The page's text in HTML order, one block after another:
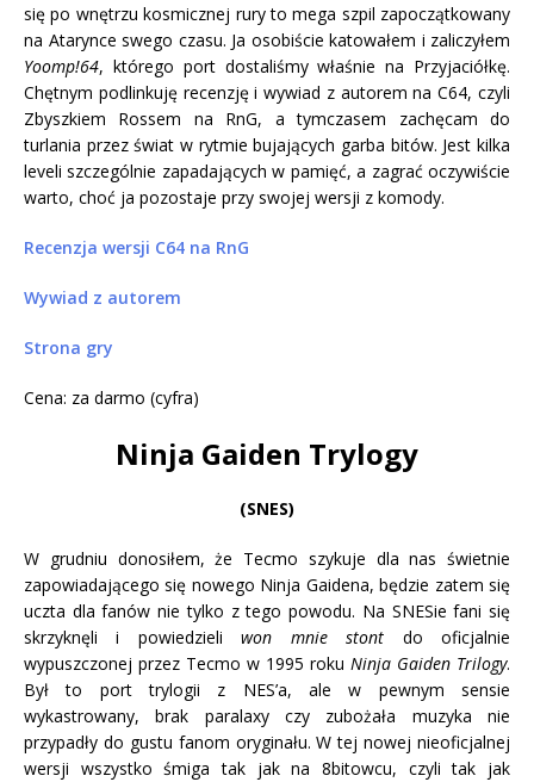
się po wnętrzu kosmicznej rury to mega szpil zapoczątkowany
na Atarynce swego czasu. Ja osobiście katowałem i zaliczyłem
Yoomp!64, którego port dostaliśmy właśnie na Przyjaciółkę.
Chętnym podlinkuję recenzję i wywiad z autorem na C64, czyli
Zbyszkiem Rossem na RnG, a tymczasem zachęcam do
turlania przez świat w rytmie bujających garba bitów. Jest kilka
leveli szczególnie zapadających w pamięć, a zagrać oczywiście
warto, choć ja pozostaje przy swojej wersji z komody.
Recenzja wersji C64 na RnG
Wywiad z autorem
Strona gry
Cena: za darmo (cyfra)
Ninja Gaiden Trylogy
(SNES)
W grudniu donosiłem, że Tecmo szykuje dla nas świetnie
zapowiadającego się nowego Ninja Gaidena, będzie zatem się
uczta dla fanów nie tylko z tego powodu. Na SNESie fani się
skrzyknęli i powiedzieliwon mnie stont do oficjalnie
wypuszczonej przez Tecmo w 1995 roku Ninja Gaiden Trilogy.
Był to port trylogii z NES’a, ale w pewnym sensie
wykastrowany, brak paralaxy czy zubożała muzyka nie
przypadły do gustu fanom oryginału. W tej nowej nieoficjalnej
wersji wszystko śmiga tak jak na 8bitowcu, czyli tak jak